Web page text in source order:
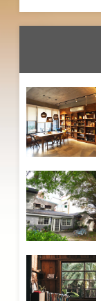
提供秘
提供浮
時）；
先預約
以上房型
情以旅
次與主人
貴重物
請隨手
鑰匙若
收工本
請勿搬弄
品，若
賠償
室內全面
可至室外
禁止吸
嘩、鬧事